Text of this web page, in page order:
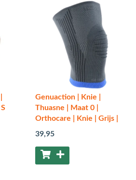
Genuaction | Knie |
Thuasne | Maat 0 |
Orthocare | Knie | Grijs |
39,95